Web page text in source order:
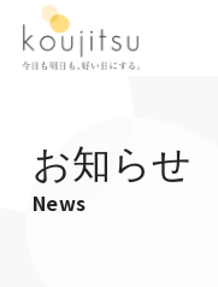
お知らせ
News